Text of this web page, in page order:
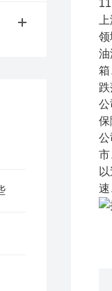
领
油
箱
公
保
公
市
速